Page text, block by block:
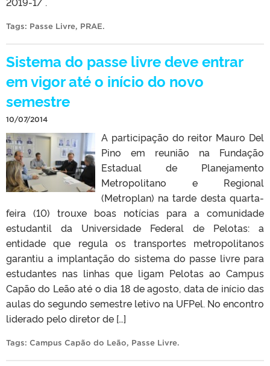
Tags: Passe Livre, PRAE.
Sistema do passe livre deve entrar
em vigor até o início do novo
semestre
10/07/2014
A participação do reitor Mauro Del
Pino em reunião na Fundação
Estadual de Planejamento
Metropolitano e Regional
(Metroplan) na tarde desta quarta-
feira (10) trouxe boas notícias para a comunidade
estudantil da Universidade Federal de Pelotas: a
entidade que regula os transportes metropolitanos
garantiu a implantação do sistema do passe livre para
estudantes nas linhas que ligam Pelotas ao Campus
Capão do Leão até o dia 18 de agosto, data de início das
aulas do segundo semestre letivo na UFPel. No encontro
liderado pelo diretor de […]
Tags: Campus Capão do Leão, Passe Livre.